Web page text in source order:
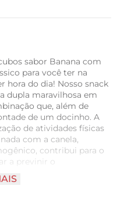
sabor Banana com
para você ter na
hora do dia! Nosso snack
dupla maravilhosa em
que, além de
de um docinho. A
de atividades físicas
com a canela,
contribui para o
a previnir o